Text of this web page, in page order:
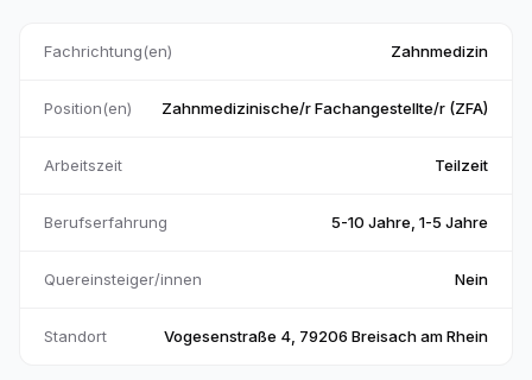
Fachrichtung(en) Zahnmedizin
Position(en) Zahnmedizinische/r Fachangestellte/r (ZFA)
Arbeitszeit Teilzeit
Berufserfahrung 5-10 Jahre, 1-5 Jahre
Quereinsteiger/innen Nein
Standort Vogesenstraße 4, 79206 Breisach am Rhein